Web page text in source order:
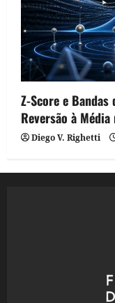
Z-Score e
Reversão à
Diego V. Righetti